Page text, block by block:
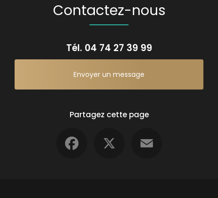
Contactez-nous
Tél. 04 74 27 39 99
Envoyer un message
Partagez cette page